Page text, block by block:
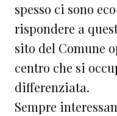
spesso ci sono
rispondere a
sito del Comune
centro che si
differenziata.
Sempre